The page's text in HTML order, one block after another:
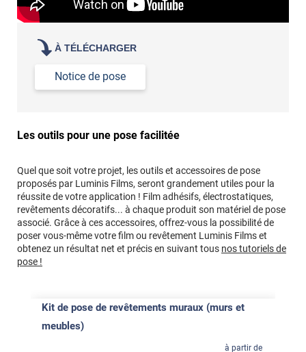
À TÉLÉCHARGER
Notice de pose
Les outils pour une pose facilitée
Quel que soit votre projet, les outils et accessoires de pose
proposés par Luminis Films, seront grandement utiles pour la
réussite de votre application ! Film adhésifs, électrostatiques,
revêtements décoratifs... à chaque produit son matériel de pose
associé. Grâce à ces accessoires, offrez-vous la possibilité de
poser vous-même votre film ou revêtement Luminis Films et
obtenez un résultat net et précis en suivant tous nos tutoriels de
pose !
Kit de pose de revêtements muraux (murs et
meubles)
à partir de